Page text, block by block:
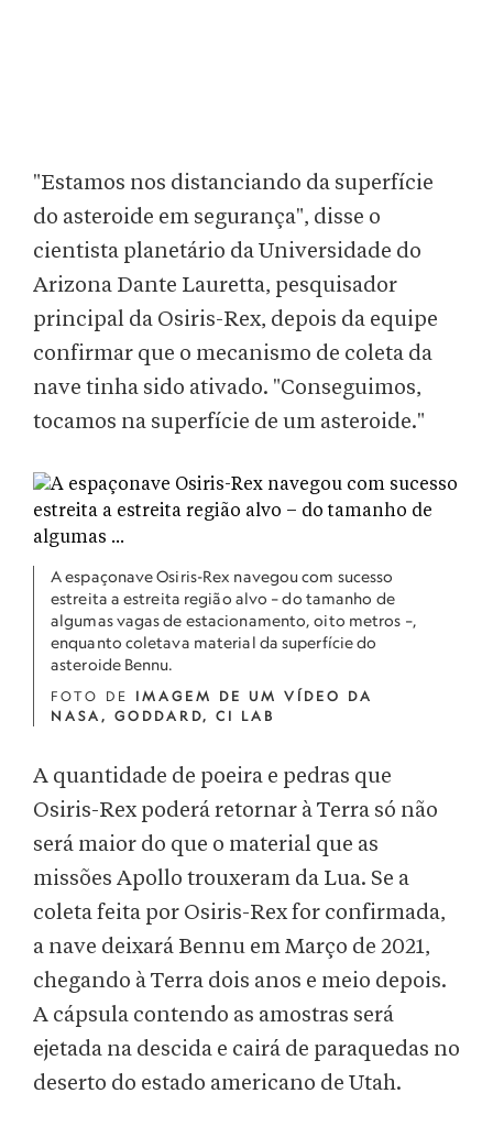
"Estamos nos distanciando da superfície
do asteroide em segurança", disse o
cientista planetário da Universidade do
Arizona Dante Lauretta, pesquisador
principal da Osiris-Rex, depois da equipe
confirmar que o mecanismo de coleta da
nave tinha sido ativado. "Conseguimos,
tocamos na superfície de um asteroide."
A espaçonave Osiris-Rex navegou com sucesso
estreita a estreita região alvo – do tamanho de
algumas vagas de estacionamento, oito metros –,
enquanto coletava material da superfície do
asteroide Bennu.
FOTO DE IMAGEM DE UM VÍDEO DA
NASA, GODDARD, CI LAB
A quantidade de poeira e pedras que
Osiris-Rex poderá retornar à Terra só não
será maior do que o material que as
missões Apollo trouxeram da Lua. Se a
coleta feita por Osiris-Rex for confirmada,
a nave deixará Bennu em Março de 2021,
chegando à Terra dois anos e meio depois.
A cápsula contendo as amostras será
ejetada na descida e cairá de paraquedas no
deserto do estado americano de Utah.